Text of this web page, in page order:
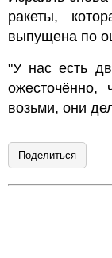
ракеты,
выпущена по
"У нас есть
возьми, они
Поделиться